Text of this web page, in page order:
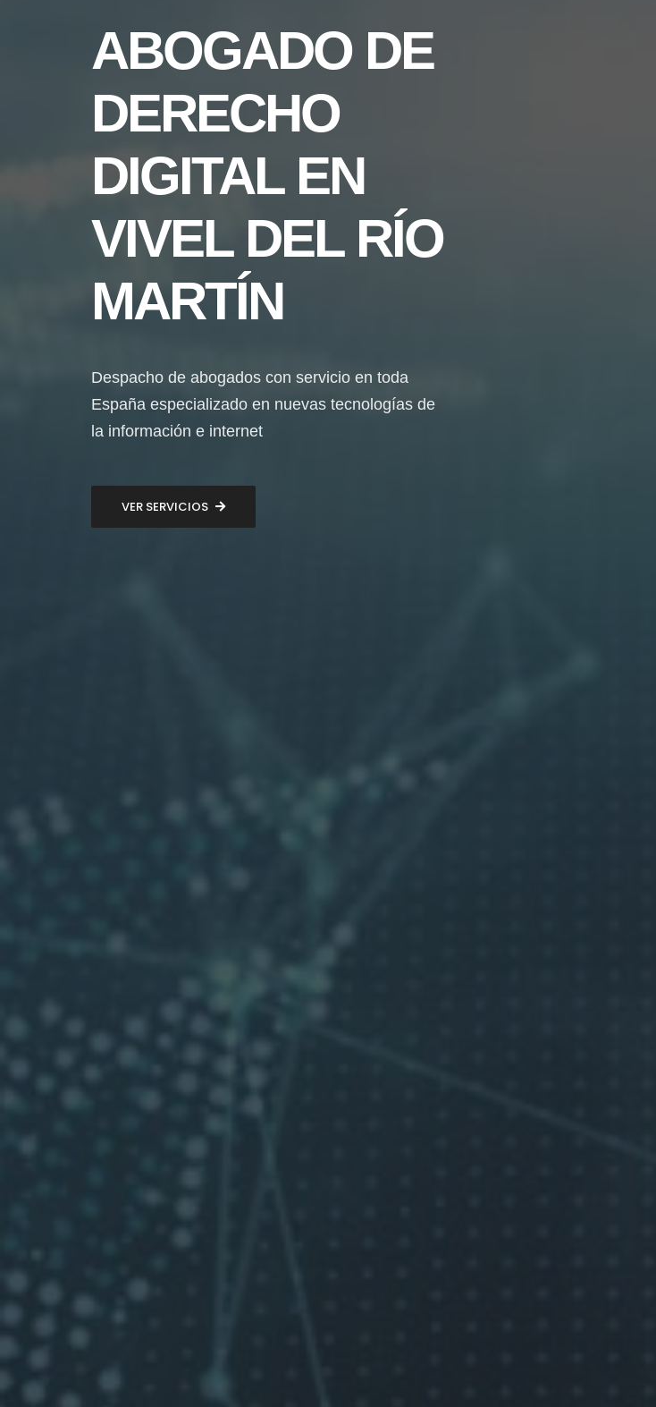
ABOGADO DE
DERECHO
DIGITAL EN
VIVEL DEL RÍO
MARTÍN
Despacho de abogados con servicio en toda
España especializado en nuevas tecnologías de
la información e internet
VER SERVICIOS